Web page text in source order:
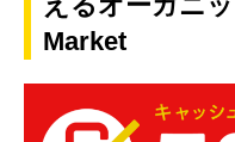
Market